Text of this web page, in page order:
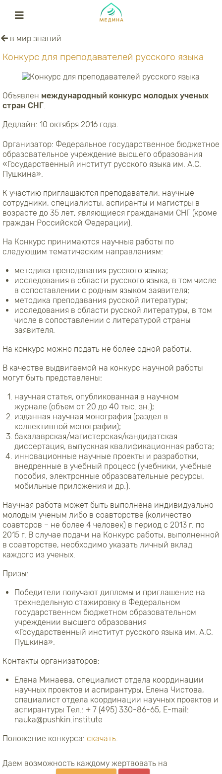
в мир знаний
Конкурс для преподавателей русского языка
Объявлен международный конкурс молодых ученых
стран СНГ.
Дедлайн: 10 октября 2016 года.
Организатор: Федеральное государственное бюджетное
образовательное учреждение высшего образования
«Государственный институт русского языка им. А.С.
Пушкина».
К участию приглашаются преподаватели, научные
сотрудники, специалисты, аспиранты и магистры в
возрасте до 35 лет, являющиеся гражданами СНГ (кроме
граждан Российской Федерации).
На Конкурс принимаются научные работы по
следующим тематическим направлениям:
методика преподавания русского языка;
исследования в области русского языка, в том числе
в сопоставлении с родным языком заявителя;
методика преподавания русской литературы;
исследования в области русской литературы, в том
числе в сопоставлении с литературой страны
заявителя.
На конкурс можно подать не более одной работы.
В качестве выдвигаемой на конкурс научной работы
могут быть представлены:
научная статья, опубликованная в научном
журнале (объем от 20 до 40 тыс. зн.);
изданная научная монография (раздел в
коллективной монографии);
бакалаврская/магистерская/кандидатская
диссертация, выпускная квалификационная работа;
инновационные научные проекты и разработки,
внедренные в учебный процесс (учебники, учебные
пособия, электронные образовательные ресурсы,
мобильные приложения и др.).
Научная работа может быть выполнена индивидуально
молодым ученым либо в соавторстве (количество
соавторов – не более 4 человек) в период с 2013 г. по
2015 г. В случае подачи на Конкурс работы, выполненной
в соавторстве, необходимо указать личный вклад
каждого из ученых.
Призы:
Победители получают дипломы и приглашение на
трехнедельную стажировку в Федеральном
государственном бюджетном образовательном
учреждении высшего образования
«Государственный институт русского языка им. А.С.
Пушкина».
Контакты организаторов:
Елена Минаева, специалист отдела координации
научных проектов и аспирантуры, Елена Чистова,
специалист отдела координации научных проектов и
аспирантуры Тел.: + 7 (495) 330-86-65, E-mail:
nauka@pushkin.institute
Положение конкурса: скачать.
Даем возможность каждому жертвовать на